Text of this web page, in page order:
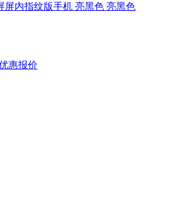
屏内指纹版手机 亮黑色 亮黑色
惠报价